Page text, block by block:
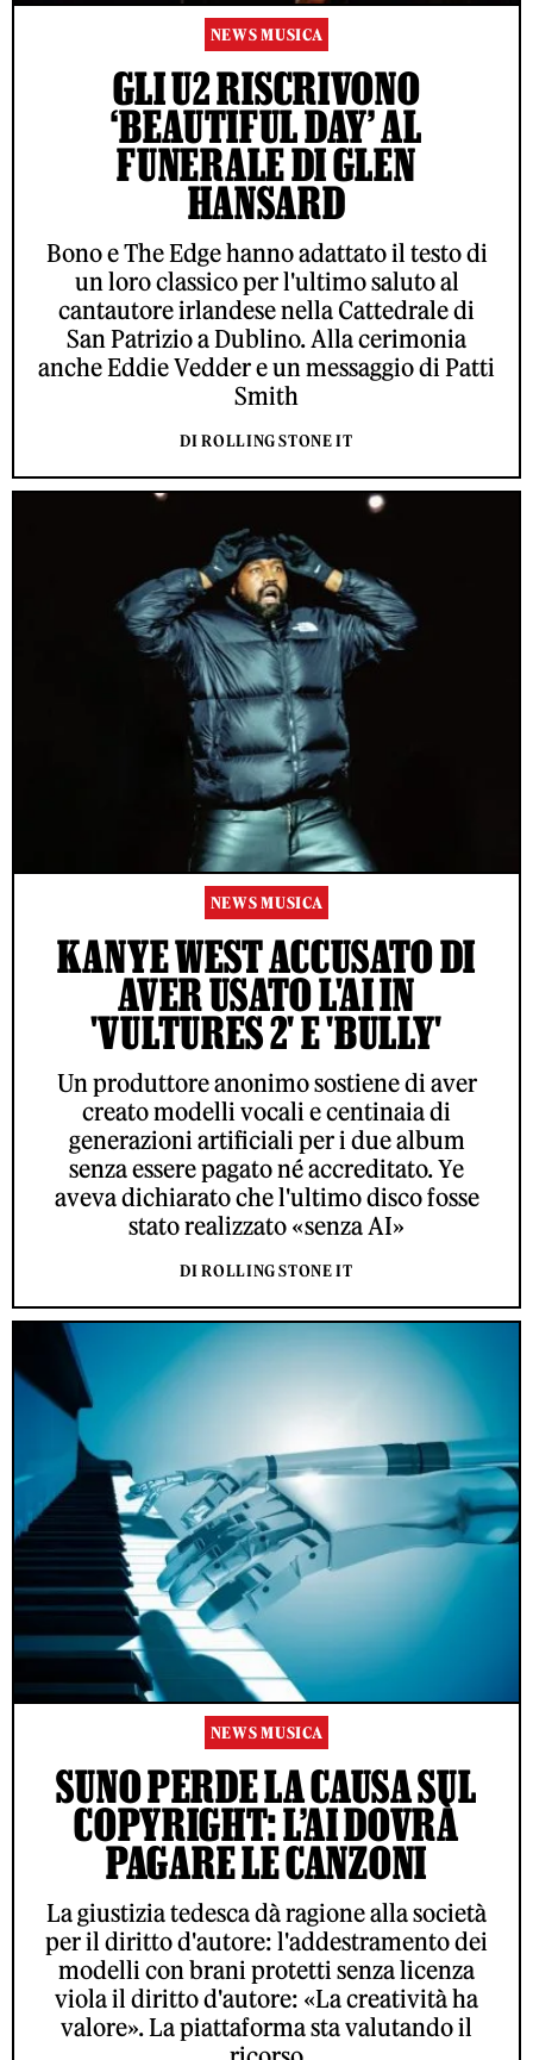
NEWS MUSICA
GLI U2 RISCRIVONO
‘BEAUTIFUL DAY’ AL
FUNERALE DI GLEN
HANSARD
Bono e The Edge hanno adattato il testo di
un loro classico per l'ultimo saluto al
cantautore irlandese nella Cattedrale di
San Patrizio a Dublino. Alla cerimonia
anche Eddie Vedder e un messaggio di Patti
Smith
DI ROLLING STONE IT
NEWS MUSICA
KANYE WEST ACCUSATO DI
AVER USATO L'AI IN
'VULTURES 2' E 'BULLY'
Un produttore anonimo sostiene di aver
creato modelli vocali e centinaia di
generazioni artificiali per i due album
senza essere pagato né accreditato. Ye
aveva dichiarato che l'ultimo disco fosse
stato realizzato «senza AI»
DI ROLLING STONE IT
NEWS MUSICA
SUNO PERDE LA CAUSA SUL
COPYRIGHT: L’AI DOVRÀ
PAGARE LE CANZONI
La giustizia tedesca dà ragione alla società
per il diritto d'autore: l'addestramento dei
modelli con brani protetti senza licenza
viola il diritto d'autore: «La creatività ha
valore». La piattaforma sta valutando il